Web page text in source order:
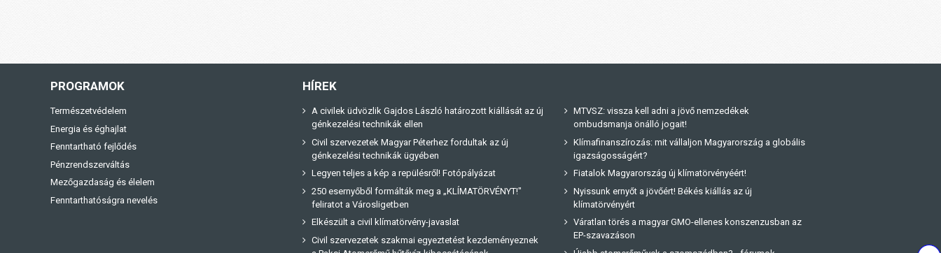
PROGRAMOK
Természetvédelem
Energia és éghajlat
Fenntartható fejlődés
Pénzrendszerváltás
Mezőgazdaság és élelem
Fenntarthatóságra nevelés
HÍREK
A civilek üdvözlik Gajdos László határozott kiállását az új
génkezelési technikák ellen
Civil szervezetek Magyar Péterhez fordultak az új
génkezelési technikák ügyében
Legyen teljes a kép a repülésről! Fotópályázat
250 esernyőből formálták meg a „KLÍMATÖRVÉNYT!"
feliratot a Városligetben
Elkészült a civil klímatörvény-javaslat
Civil szervezetek szakmai egyeztetést kezdeményeznek
MTVSZ: vissza kell adni a jövő nemzedékek
ombudsmanja önálló jogait!
Klímafinanszírozás: mit vállaljon Magyarország a globális
igazságosságért?
Fiatalok Magyarország új klímatörvényéért!
Nyissunk ernyőt a jövőért! Békés kiállás az új
klímatörvényért
Váratlan törés a magyar GMO-ellenes konszenzusban az
EP-szavazáson